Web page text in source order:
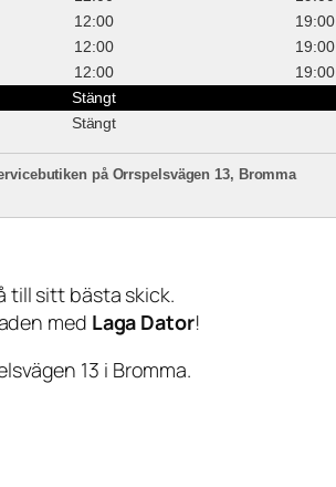
12:00
19:00
12:00
19:00
12:00
19:00
Stängt
Stängt
på Orrspelsvägen 13, Bromma
till sitt bästa skick.
med Laga Dator!
13 i Bromma.